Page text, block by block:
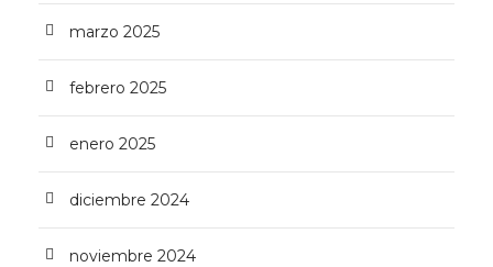
marzo 2025
febrero 2025
enero 2025
diciembre 2024
noviembre 2024